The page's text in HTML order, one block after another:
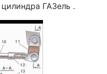
ГАЗель .